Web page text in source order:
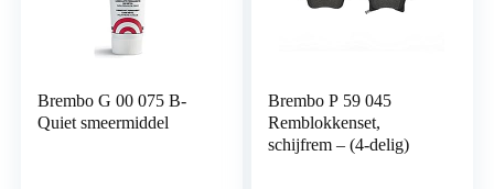
Brembo G 00 075 B-
Quiet smeermiddel
Brembo P 59 045
Remblokkenset,
schijfrem – (4-delig)